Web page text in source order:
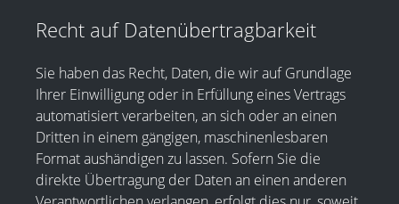
Recht auf Daten­übertrag­barkeit
Sie haben das Recht, Daten, die wir auf Grundlage
Ihrer Einwilligung oder in Erfüllung eines Vertrags
automatisiert verarbeiten, an sich oder an einen
Dritten in einem gängigen, maschinenlesbaren
Format aushändigen zu lassen. Sofern Sie die
direkte Übertragung der Daten an einen anderen